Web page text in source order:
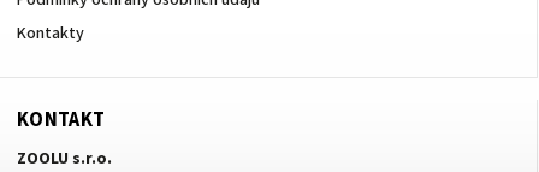
Kontakty
KONTAKT
ZOOLU s.r.o.